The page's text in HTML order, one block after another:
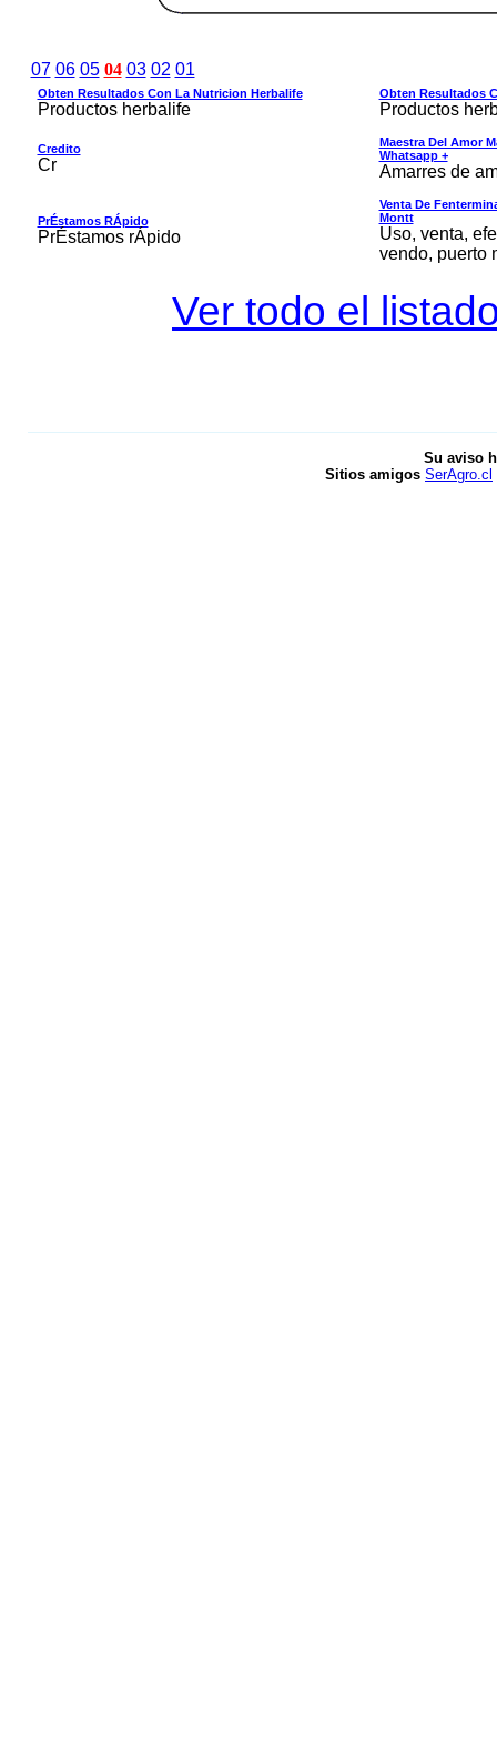
07 06 05 04 03 02 01
Obten Resultados Con La Nutricion Herbalife
Productos herbalife
Obten Resultados
Productos
Credito
Cr
Maestra Del Amor
Whatsapp +
Amarres de
PrÉstamos RÁpido
PrÉstamos rÁpido
Venta De
Montt
Uso, venta,
vendo, puerto
Ver todo el
Su aviso
Sitios amigos SerAgro.cl